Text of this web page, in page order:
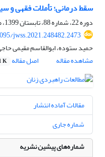
سقط درمانی؛ تأملات فقهی و
دوره 22، شماره 88، تابستان 1399، صفحه
jwss.2021.248482.2473
حمید ستوده، ابوالقاسم مقیمی
مشاهده مقاله
اصل مقاله K
مقالات آماده انتشار
شماره جاری
شماره‌های پیشین نشریه